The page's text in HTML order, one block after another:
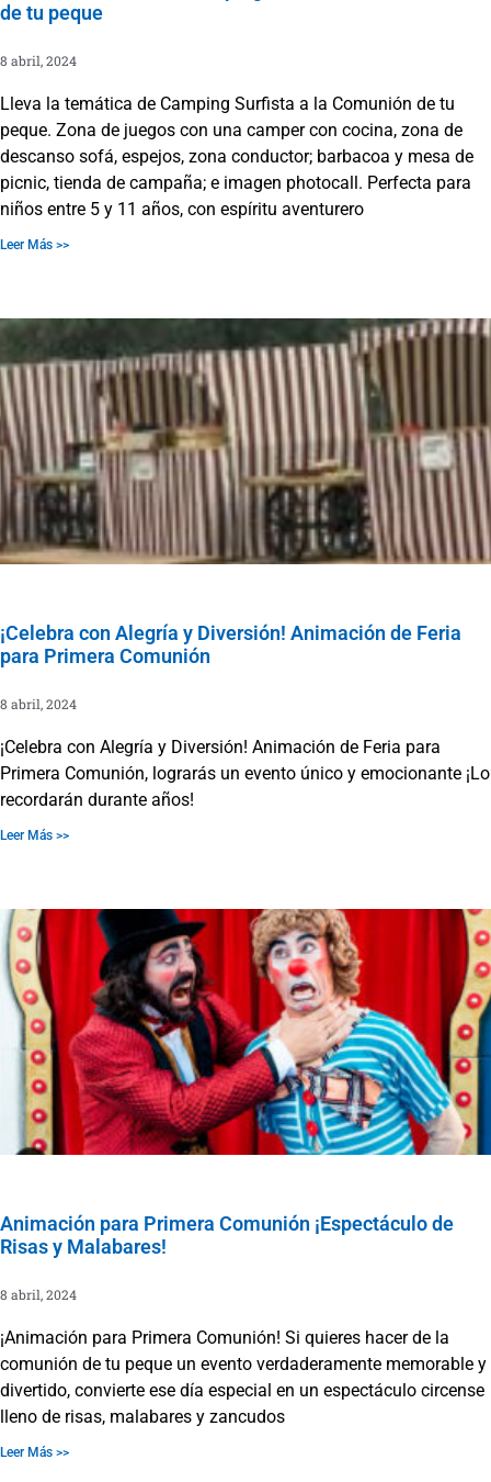
de tu peque
8 abril, 2024
Lleva la temática de Camping Surfista a la Comunión de tu
peque. Zona de juegos con una camper con cocina, zona de
descanso sofá, espejos, zona conductor; barbacoa y mesa de
picnic, tienda de campaña; e imagen photocall. Perfecta para
niños entre 5 y 11 años, con espíritu aventurero
Leer Más >>
¡Celebra con Alegría y Diversión! Animación de Feria
para Primera Comunión
8 abril, 2024
¡Celebra con Alegría y Diversión! Animación de Feria para
Primera Comunión, lograrás un evento único y emocionante ¡Lo
recordarán durante años!
Leer Más >>
Animación para Primera Comunión ¡Espectáculo de
Risas y Malabares!
8 abril, 2024
¡Animación para Primera Comunión! Si quieres hacer de la
comunión de tu peque un evento verdaderamente memorable y
divertido, convierte ese día especial en un espectáculo circense
lleno de risas, malabares y zancudos
Leer Más >>